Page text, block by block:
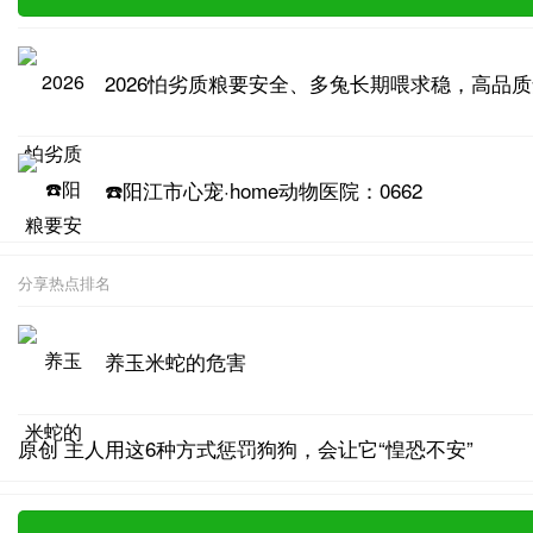
2026怕劣质粮要安全、多兔长期喂求稳，高品
☎️阳江市心宠·home动物医院：0662
分享热点排名
养玉米蛇的危害
原创 主人用这6种方式惩罚狗狗，会让它“惶恐不安”